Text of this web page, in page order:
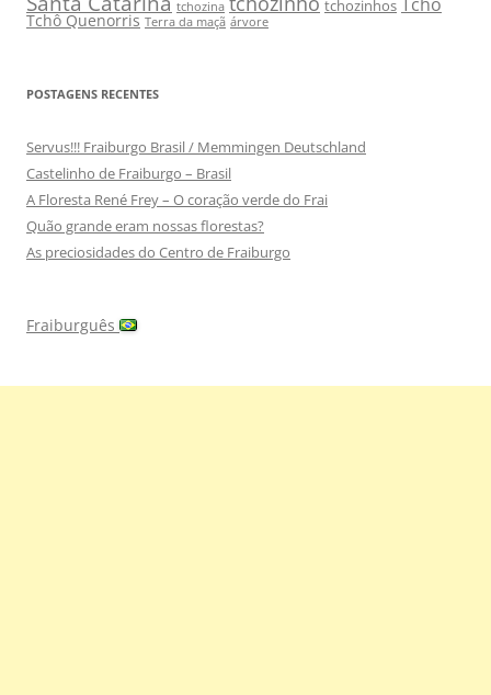
tchozina tchozinhos
Tchô Quenorris Terra da maçã árvore
POSTAGENS RECENTES
Servus!!! Fraiburgo Brasil / Memmingen Deutschland
Castelinho de Fraiburgo – Brasil
A Floresta René Frey – O coração verde do Frai
Quão grande eram nossas florestas?
As preciosidades do Centro de Fraiburgo
Fraiburguês